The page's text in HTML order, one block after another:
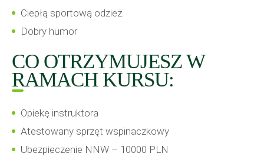
Ciepłą sportową odzież
Dobry humor
CO OTRZYMUJESZ W
RAMACH KURSU:
Opiekę instruktora
Atestowany sprzęt wspinaczkowy
Ubezpieczenie NNW – 10000 PLN